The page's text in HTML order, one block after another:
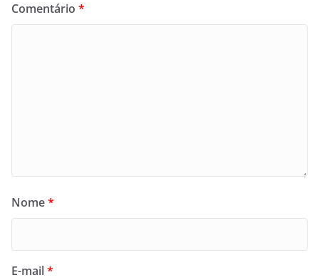
Comentário *
Nome*
E-mail*